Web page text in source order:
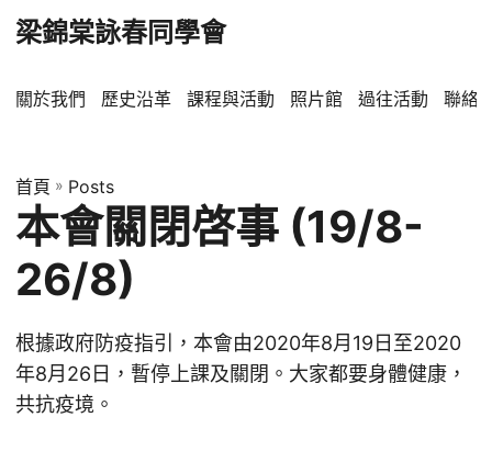
梁錦棠詠春同學會
關於我們 歷史沿革 課程與活動 照片館 過往活動 聯絡
首頁 » Posts
本會關閉啓事 (19/8-
26/8)
根據政府防疫指引，本會由2020年8月19日至2020
年8月26日，暫停上課及關閉。大家都要身體健康，
共抗疫境。